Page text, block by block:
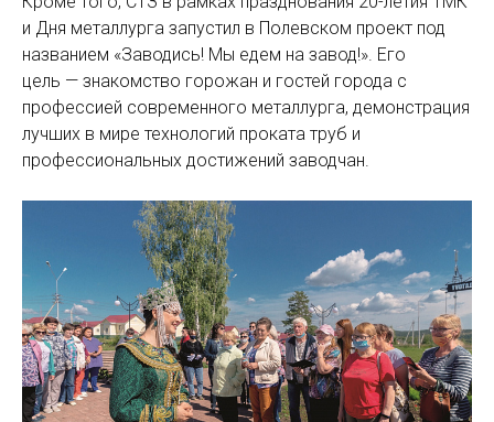
и Дня металлурга запустил в Полевском проект под
названием «Заводись! Мы едем на завод!». Его
цель — знакомство горожан и гостей города с
профессией современного металлурга, демонстрация
лучших в мире технологий проката труб и
профессиональных достижений заводчан.